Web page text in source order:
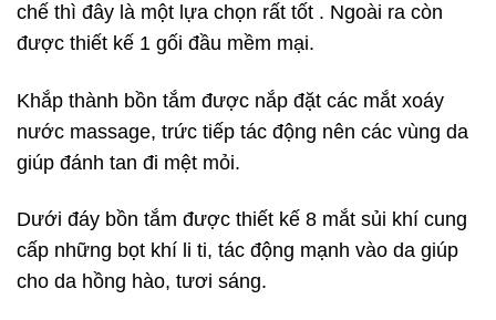
chế thì đây là một lựa chọn rất tốt . Ngoài ra còn
được thiết kế 1 gối đầu mềm mại.
Khắp thành bồn tắm được nắp đặt các mắt xoáy
nước massage, trức tiếp tác động nên các vùng da
giúp đánh tan đi mệt mỏi.
Dưới đáy bồn tắm được thiết kế 8 mắt sủi khí cung
cấp những bọt khí li ti, tác động mạnh vào da giúp
cho da hồng hào, tươi sáng.